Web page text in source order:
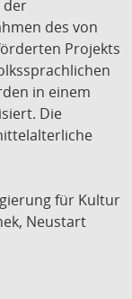
der
des von
Projekts
in einem
Die
für Kultur
Neustart